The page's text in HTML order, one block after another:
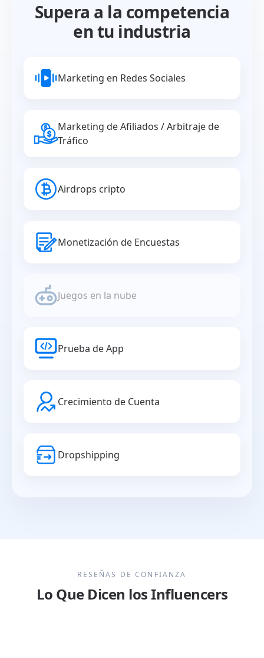
Supera a la competencia
en tu industria
Marketing en Redes Sociales
Marketing de Afiliados / Arbitraje de
Tráfico
Airdrops cripto
Monetización de Encuestas
Juegos en la nube
Prueba de App
Crecimiento de Cuenta
Dropshipping
RESEÑAS DE CONFIANZA
Lo Que Dicen los Influencers